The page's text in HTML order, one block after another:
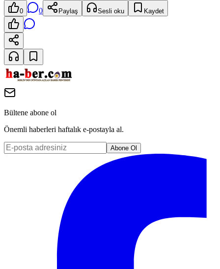
0 0 Paylaş Sesli oku Kaydet
Bültene abone ol
Önemli haberleri haftalık e-postayla al.
Abone Ol